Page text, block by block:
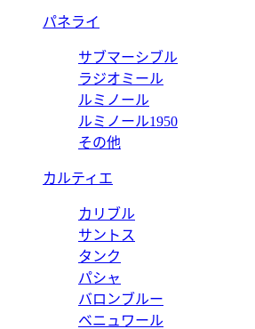
パネライ
サブマーシブル
ラジオミール
ルミノール
ルミノール1950
その他
カルティエ
カリブル
サントス
タンク
パシャ
バロンブルー
ベニュワール